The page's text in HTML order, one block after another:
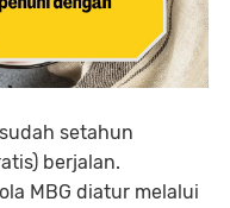
setahun
berjalan.
MBG diatur melalui